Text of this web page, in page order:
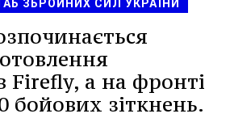
ЗБРОЙНИХ СИЛ УКРАЇНИ
Firefly, а на фронті
бойових зіткнень.